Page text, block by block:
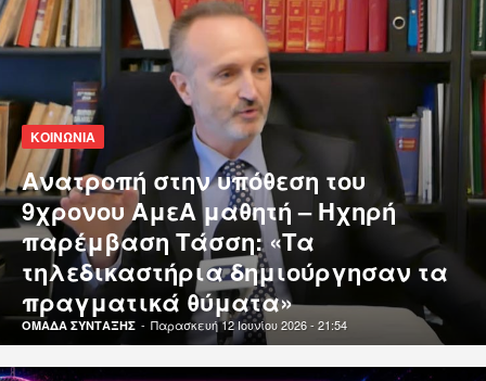
ΚΟΙΝΩΝΙΑ
Ανατροπή στην υπόθεση του
9χρονου ΑμεΑ μαθητή – Ηχηρή
παρέμβαση Τάσση: «Τα
τηλεδικαστήρια δημιούργησαν τα
πραγματικά θύματα»
ΟΜΑΔΑ ΣΥΝΤΑΞΗΣ - Παρασκευή 12 Ιουνίου 2026 - 21:54